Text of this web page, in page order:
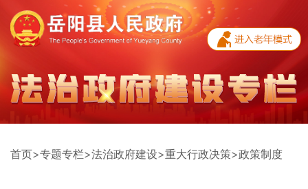
首页>专题专栏>法治政府建设>重大行政决策>政策制度